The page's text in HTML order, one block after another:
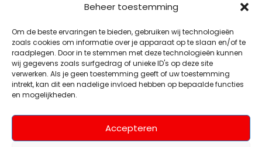
Beheer toestemming
Om de beste ervaringen te bieden, gebruiken wij technologieën
zoals cookies om informatie over je apparaat op te slaan en/of te
raadplegen. Door in te stemmen met deze technologieën kunnen
wij gegevens zoals surfgedrag of unieke ID's op deze site
verwerken. Als je geen toestemming geeft of uw toestemming
intrekt, kan dit een nadelige invloed hebben op bepaalde functies
en mogelijkheden.
Accepteren
Retour voorwaarden
Contact
Account
Mijn account
Wenslijst